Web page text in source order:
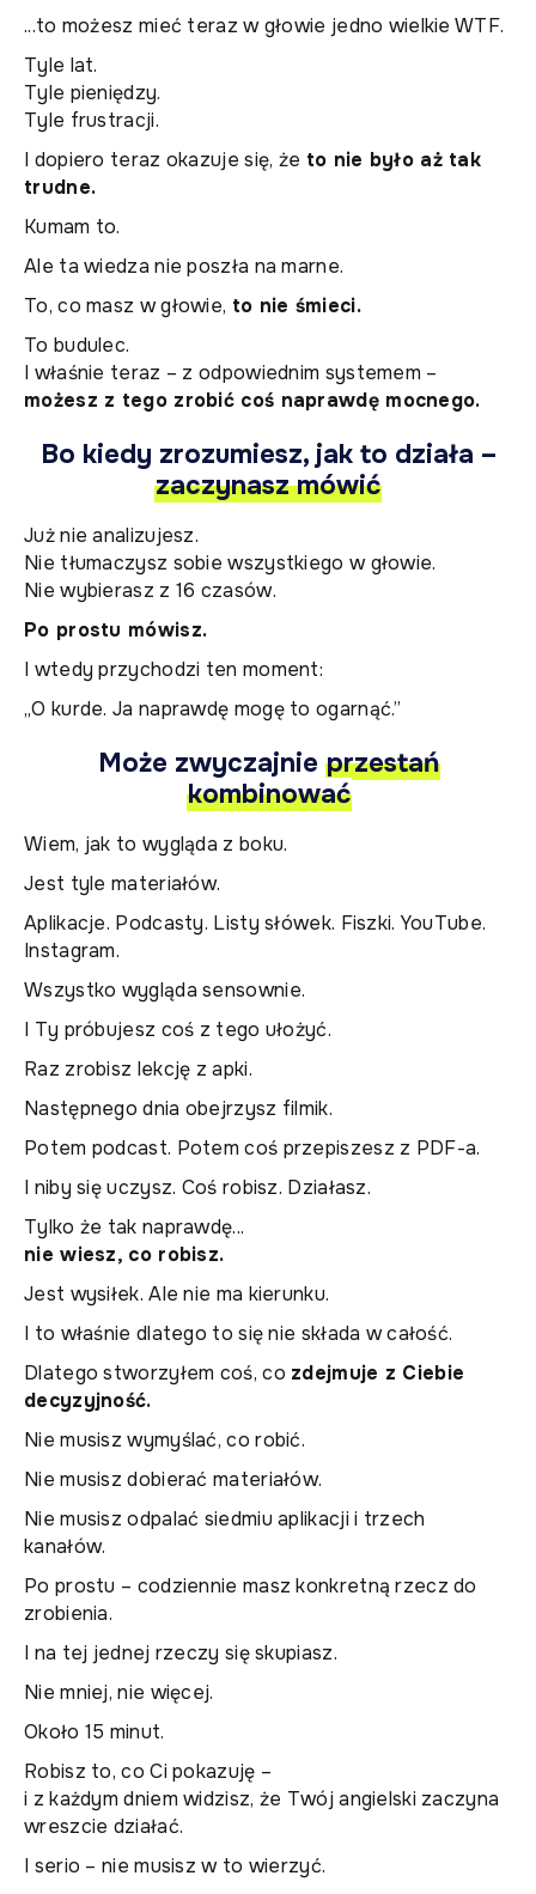
...to możesz mieć teraz w głowie jedno wielkie WTF.
Tyle lat.
Tyle pieniędzy.
Tyle frustracji.
I dopiero teraz okazuje się, że to nie było aż tak
trudne.
Kumam to.
Ale ta wiedza nie poszła na marne.
To, co masz w głowie, to nie śmieci.
To budulec.
I właśnie teraz – z odpowiednim systemem –
możesz z tego zrobić coś naprawdę mocnego.
Bo kiedy zrozumiesz, jak to działa –
zaczynasz mówić
Już nie analizujesz.
Nie tłumaczysz sobie wszystkiego w głowie.
Nie wybierasz z 16 czasów.
Po prostu mówisz.
I wtedy przychodzi ten moment:
„O kurde. Ja naprawdę mogę to ogarnąć.”
Może zwyczajnie przestań
kombinować
Wiem, jak to wygląda z boku.
Jest tyle materiałów.
Aplikacje. Podcasty. Listy słówek. Fiszki. YouTube.
Instagram.
Wszystko wygląda sensownie.
I Ty próbujesz coś z tego ułożyć.
Raz zrobisz lekcję z apki.
Następnego dnia obejrzysz filmik.
Potem podcast. Potem coś przepiszesz z PDF-a.
I niby się uczysz. Coś robisz. Działasz.
Tylko że tak naprawdę...
nie wiesz, co robisz.
Jest wysiłek. Ale nie ma kierunku.
I to właśnie dlatego to się nie składa w całość.
Dlatego stworzyłem coś, co zdejmuje z Ciebie
decyzyjność.
Nie musisz wymyślać, co robić.
Nie musisz dobierać materiałów.
Nie musisz odpalać siedmiu aplikacji i trzech
kanałów.
Po prostu – codziennie masz konkretną rzecz do
zrobienia.
I na tej jednej rzeczy się skupiasz.
Nie mniej, nie więcej.
Około 15 minut.
Robisz to, co Ci pokazuję –
i z każdym dniem widzisz, że Twój angielski zaczyna
wreszcie działać.
I serio – nie musisz w to wierzyć.